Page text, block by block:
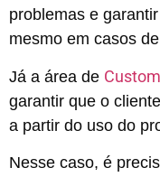
problemas e
mesmo em casos
Já a área de
garantir que o
a partir do uso do
Nesse caso, é